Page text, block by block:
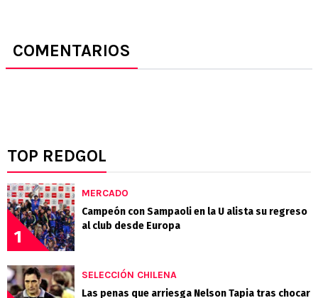
COMENTARIOS
TOP REDGOL
1
MERCADO
Campeón con Sampaoli en la U alista su regreso
al club desde Europa
SELECCIÓN CHILENA
Las penas que arriesga Nelson Tapia tras chocar